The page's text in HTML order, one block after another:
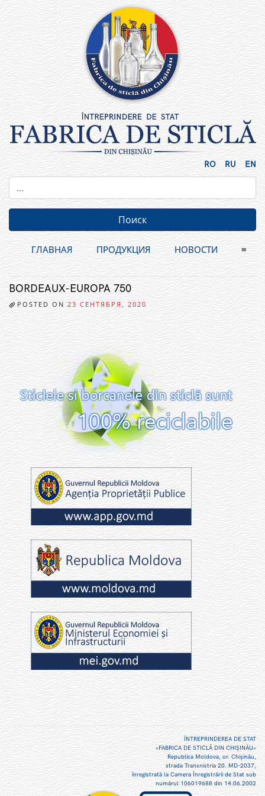
RO RU EN
ГЛАВНАЯ ПРОДУКЦИЯ НОВОСТИ ≡
BORDEAUX-EUROPA 750
POSTED ON 23 СЕНТЯБРЯ, 2020
ÎNTREPRINDEREA DE STAT
«FABRICA DE STICLĂ DIN CHIŞINĂU»
Republica Moldova, or. Chişinău,
strada Transnistria 20. MD-2037,
înregistrată la Camera Înregistrării de Stat sub
numărul 106019688 din 14.06.2002